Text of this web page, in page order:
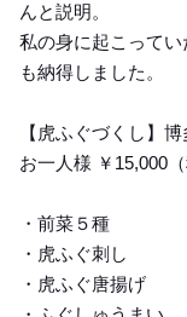
んと説明。
私の身に起こって
も納得しました。
【虎ふぐづくし】
お一人様 ￥15,000
・前菜５種
・虎ふぐ刺し
・虎ふぐ唐揚げ